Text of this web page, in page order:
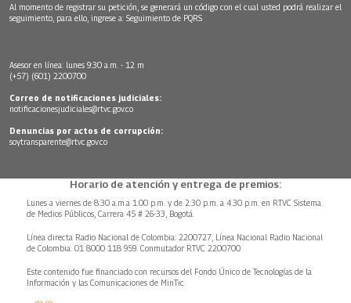
Al momento de registrar su petición, se generará un código con el cual usted podrá realizar el
seguimiento, para ello, ingrese a: Seguimiento de PQRS
Asesor en línea: lunes 9:30 a.m. - 12 m
(+57) (601) 2200700
Correo de notificaciones judiciales:
notificacionesjudiciales@rtvc.gov.co
Denuncias por actos de corrupción:
soytransparente@rtvc.gov.co
Horario de atención y entrega de premios:
Lunes a viernes de 8:30 a.m.a 1:00 p.m. y de 2:30 p.m. a 4:30 p.m. en RTVC Sistema
de Medios Públicos, Carrera 45 # 26-33, Bogotá.
Línea directa Radio Nacional de Colombia: 2200727, Línea Nacional Radio Nacional
de Colombia: 01 8000 118 959. Conmutador RTVC 2200700
Este contenido fue financiado con recursos del Fondo Único de Tecnologías de la
Información y las Comunicaciones de MinTic.